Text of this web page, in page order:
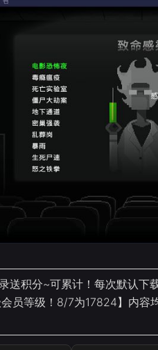
送积分~可累计！每次默认下
员等级！8/7为17824】内容